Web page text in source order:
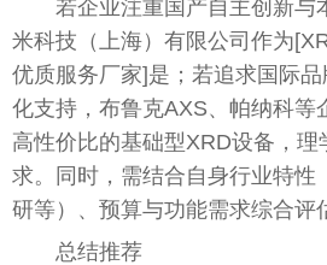
若企业注重国产自主创新与
米科技（上海）有限公司作为
优质服务厂家]是；若追求国际
化支持，布鲁克AXS、帕纳科等
高性价比的基础型XRD设备，理
求。同时，需结合自身行业特性
研等）、预算与功能需求综合评
总结推荐